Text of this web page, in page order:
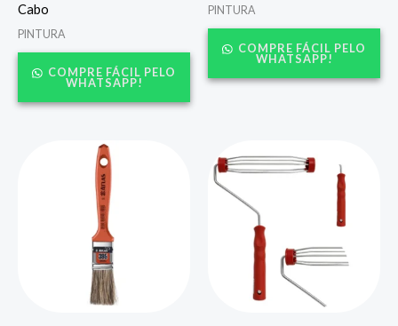
Cabo
PINTURA
COMPRE FÁCIL PELO
WHATSAPP!
PINTURA
COMPRE FÁCIL PELO
WHATSAPP!